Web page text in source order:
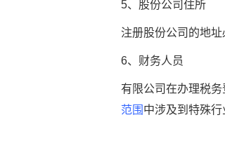
5、股份公司住所
注册股份公司的地
6、财务人员
有限公司在办理税
范围 中涉及到特殊